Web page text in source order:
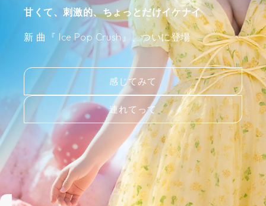
甘くて、刺激的、ちょっとだけイケナイ
新 曲『 Ice Pop Crush』、ついに登場
感じてみて
連れてって